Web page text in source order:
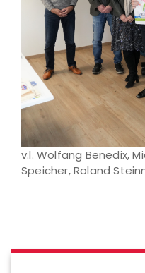
v.l. Wolfang Benedix,
Speicher, Roland